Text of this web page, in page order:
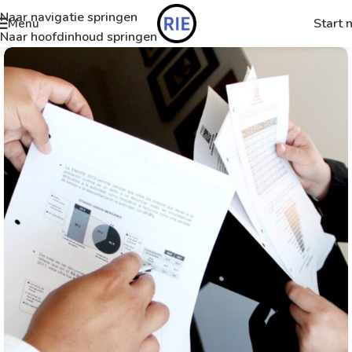
Naar navigatie springen
Naar hoofdinhoud springen
Menu Start